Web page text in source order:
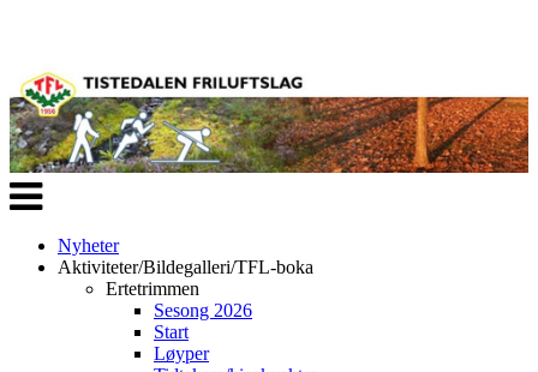
Veksle
navigasjon
Nyheter
Aktiviteter/Bildegalleri/TFL-boka
Ertetrimmen
Sesong 2026
Start
Løyper